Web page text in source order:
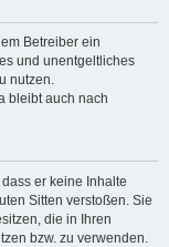
Betreiber ein
und unentgeltliches
nutzen.
bleibt auch nach
er keine Inhalte
Sitten verstoßen. Sie
die in Ihren
bzw. zu verwenden.